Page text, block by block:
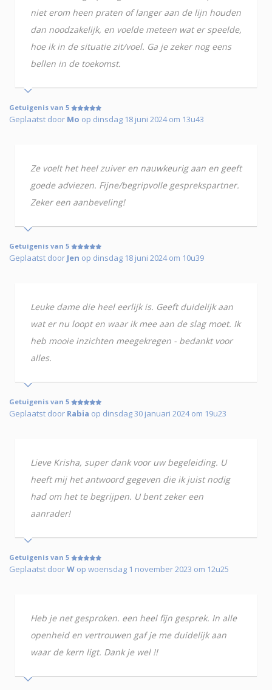
niet erom heen praten of langer aan de lijn houden
dan noodzakelijk, en voelde meteen wat er speelde,
hoe ik in de situatie zit/voel. Ga je zeker nog eens
bellen in de toekomst.
Getuigenis van 5
Geplaatst door Mo op dinsdag 18 juni 2024 om 13u43
Ze voelt het heel zuiver en nauwkeurig aan en geeft
goede adviezen. Fijne/begripvolle gesprekspartner.
Zeker een aanbeveling!
Getuigenis van 5
Geplaatst door Jen op dinsdag 18 juni 2024 om 10u39
Leuke dame die heel eerlijk is. Geeft duidelijk aan
wat er nu loopt en waar ik mee aan de slag moet. Ik
heb mooie inzichten meegekregen - bedankt voor
alles.
Getuigenis van 5
Geplaatst door Rabia op dinsdag 30 januari 2024 om 19u23
Lieve Krisha, super dank voor uw begeleiding. U
heeft mij het antwoord gegeven die ik juist nodig
had om het te begrijpen. U bent zeker een
aanrader!
Getuigenis van 5
Geplaatst doorW op woensdag 1 november 2023 om 12u25
Heb je net gesproken. een heel fijn gesprek. In alle
openheid en vertrouwen gaf je me duidelijk aan
waar de kern ligt. Dank je wel !!